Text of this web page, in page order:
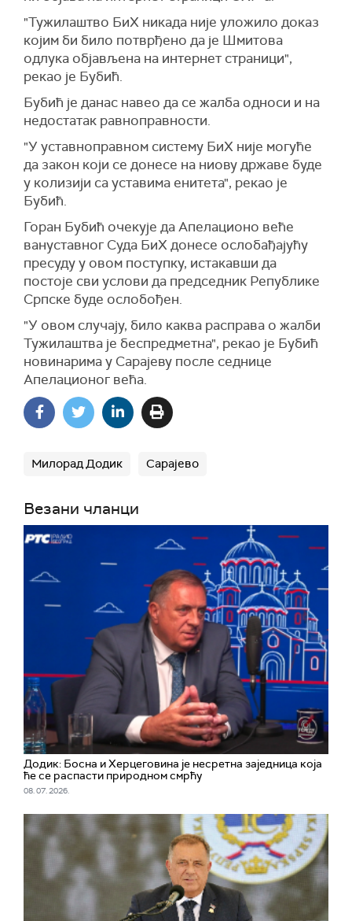
"Тужилаштво БиХ никада није уложило доказ
којим би било потврђено да је Шмитова
одлука објављена на интернет страници",
рекао је Бубић.
Бубић је данас навео да се жалба односи и на
недостатак равноправности.
"У уставноправном систему БиХ није могуће
да закон који се донесе на ниову државе буде
у колизији са уставима енитета", рекао је
Бубић.
Горан Бубић очекује да Апелационо веће
вануставног Суда БиХ донесе ослобађајућу
пресуду у овом поступку, истакавши да
постоје сви услови да председник Републике
Српске буде ослобођен.
"У овом случају, било каква расправа о жалби
Тужилаштва је беспредметна", рекао је Бубић
новинарима у Сарајеву после седнице
Апелационог већа.
Милорад Додик Сарајево
Везани чланци
Додик: Босна и Херцеговина је несретна заједница која
ће се распасти природном смрћу
08. 07. 2026.